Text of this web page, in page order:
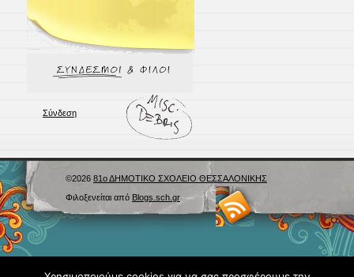
Σύνδεση
©2026 81ο ΔΗΜΟΤΙΚΟ ΣΧΟΛΕΙΟ ΘΕΣΣΑΛΟΝΙΚΗΣ
Φιλοξενείται από Blogs.sch.gr